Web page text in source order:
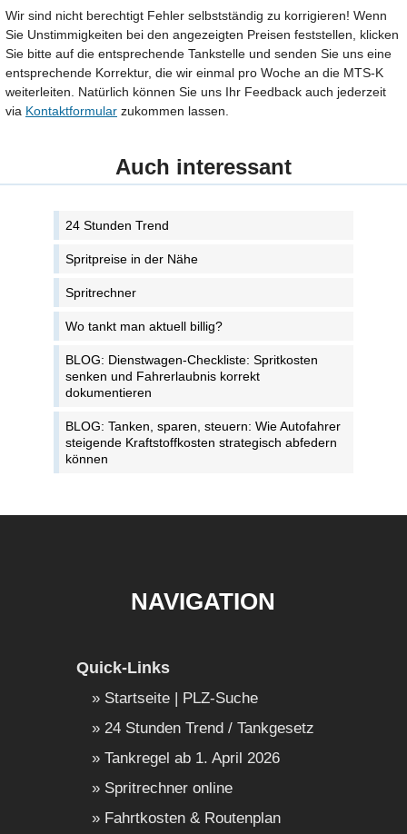
Wir sind nicht berechtigt Fehler selbstständig zu korrigieren! Wenn
Sie Unstimmigkeiten bei den angezeigten Preisen feststellen, klicken
Sie bitte auf die entsprechende Tankstelle und senden Sie uns eine
entsprechende Korrektur, die wir einmal pro Woche an die MTS-K
weiterleiten. Natürlich können Sie uns Ihr Feedback auch jederzeit
via Kontaktformular zukommen lassen.
Auch interessant
24 Stunden Trend
Spritpreise in der Nähe
Spritrechner
Wo tankt man aktuell billig?
BLOG: Dienstwagen-Checkliste: Spritkosten
senken und Fahrerlaubnis korrekt
dokumentieren
BLOG: Tanken, sparen, steuern: Wie Autofahrer
steigende Kraftstoffkosten strategisch abfedern
können
NAVIGATION
Quick-Links
Startseite | PLZ-Suche
24 Stunden Trend / Tankgesetz
Tankregel ab 1. April 2026
Spritrechner online
Fahrtkosten & Routenplan